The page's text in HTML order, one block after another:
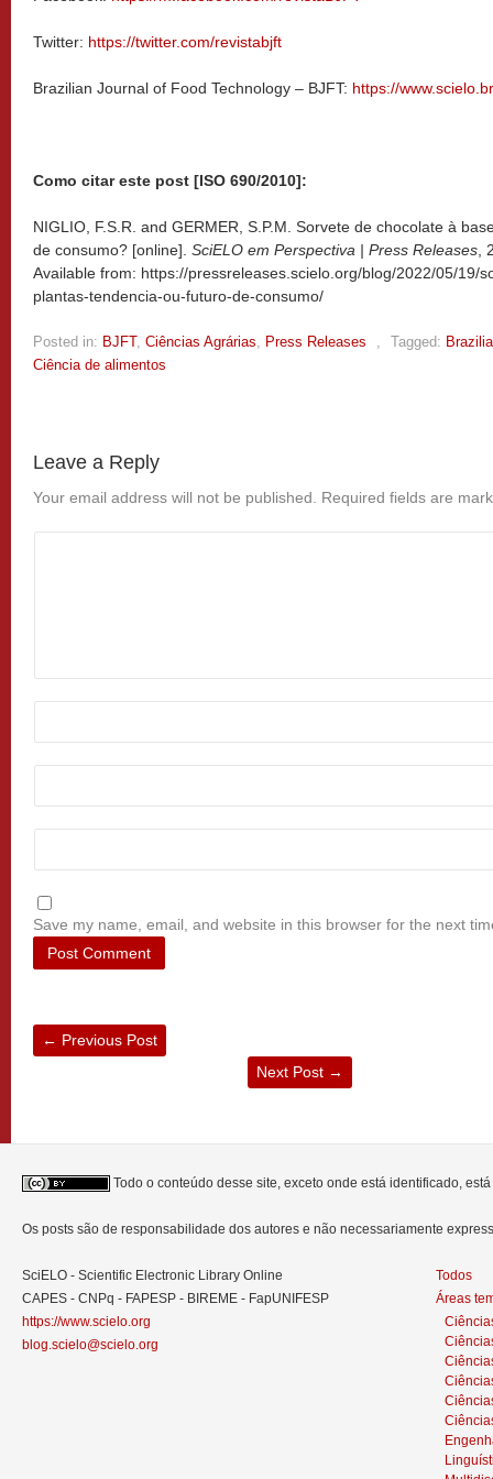
Twitter: https://twitter.com/revistabjft
Brazilian Journal of Food Technology – BJFT: https://
Como citar este post [ISO 690/2010]:
NIGLIO, F.S.R. and GERMER, S.P.M. Sorvete de chocolate à
de consumo? [online]. SciELO em Perspectiva | Press Releases
Available from: https://pressreleases.scielo.org/blog/2022/05/19/
plantas-tendencia-ou-futuro-de-consumo/
Posted in: BJFT, Ciências Agrárias Press Releases Tagged:
Ciência de alimentos
Leave a Reply
Your email address will not be published. Required fields are
Save my name, email, and website in this browser for the next
← Previous Post
Next Post →
Todo o conteúdo desse site, exceto onde está identificado,
Os posts são de responsabilidade dos autores e não necessariamente
SciELO - Scientific Electronic Library Online
CAPES - CNPq - FAPESP - BIREME - FapUNIFESP
https://www.scielo.org
blog.scielo@scielo.org
Todos
Áreas